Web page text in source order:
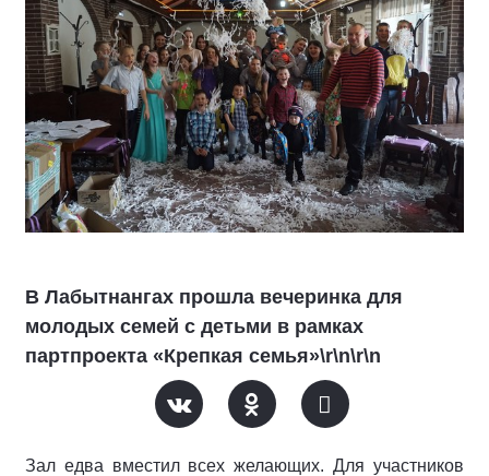
В Лабытнангах прошла вечеринка для
молодых семей с детьми в рамках
партпроекта «Крепкая семья»\r\n\r\n
Зал едва вместил всех желающих. Для участников